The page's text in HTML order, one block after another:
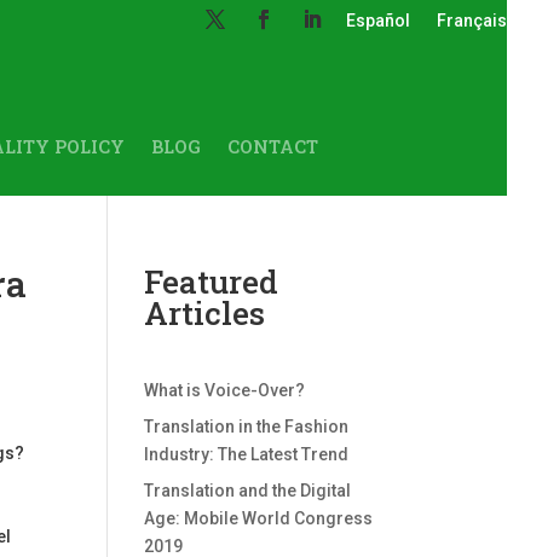
Español Français
POLICY BLOG CONTACT
Featured
Articles
What is Voice-Over?
Translation in the Fashion
Industry: The Latest Trend
Translation and the Digital
Age: Mobile World Congress
2019